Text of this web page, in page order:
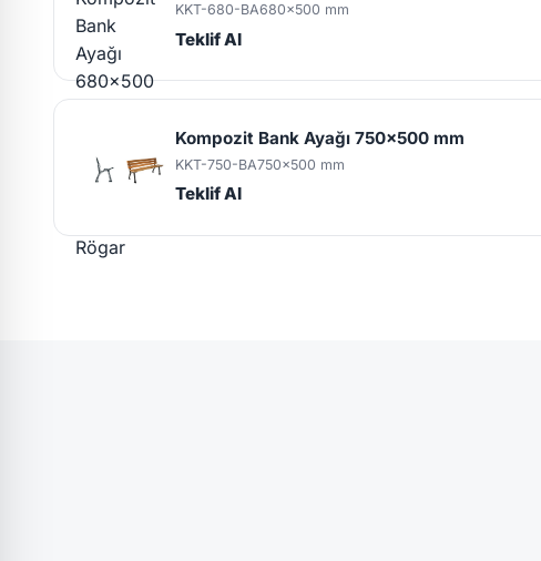
KKT-680-BA680x500 mm
Teklif Al
Kompozit Bank Ayağı 750x500 mm
KKT-750-BA750x500 mm
Teklif Al